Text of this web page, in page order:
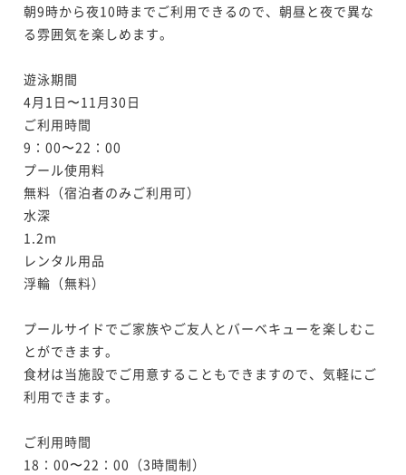
朝9時から夜10時までご利用できるので、朝昼と夜で異な
る雰囲気を楽しめます。
遊泳期間
4月1日〜11月30日
ご利用時間
9：00〜22：00
プール使用料
無料（宿泊者のみご利用可）
水深
1.2m
レンタル用品
浮輪（無料）
プールサイドでご家族やご友人とバーベキューを楽しむこ
とができます。
食材は当施設でご用意することもできますので、気軽にご
利用できます。
ご利用時間
18：00〜22：00（3時間制）